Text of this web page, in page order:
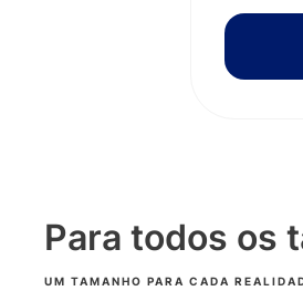
Para todos os
UM TAMANHO PARA CADA